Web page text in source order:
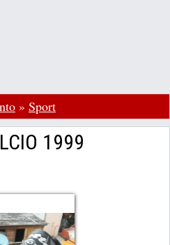
» Sport
1999